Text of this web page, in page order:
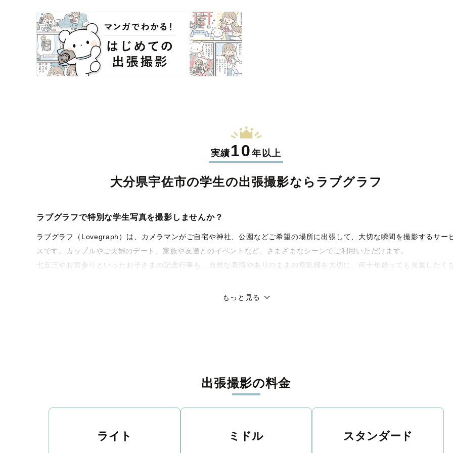
実績10年以上
大分県宇佐市の学生の出張撮影なら ラブグラフ
ラブグラフで特別な学生写真を撮影しませんか？
ラブグラフ（Lovegraph）は、カメラマンがご自宅や神社、公園などご希望の場所に出張して、大切な瞬間を撮影するサー
スです。カップルやご夫婦のデート、家族や友達とのイベントなど、さまざまなシーンでご利用いただけます。
七五三やお宮参りといったお子さまの記念行事も、自然な表情やありのままの空気感を大切に、何十年経っても見返したく
撮影後は、独自の編集技術で写真の明るさや色合いを丁寧に調整。自然な雰囲気を残しつつも、おしゃれで洗練された仕上が
い。
もっと見る
出張撮影の料金
ライト ミドル スタンダード